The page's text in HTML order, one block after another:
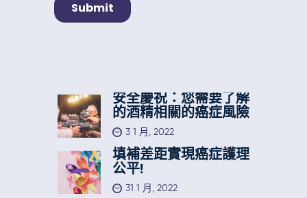
安全慶祝：您需要了解
的酒精相關的癌症風險
3 1 月, 2022
填補差距實現癌症護理
公平!
31 1 月, 2022